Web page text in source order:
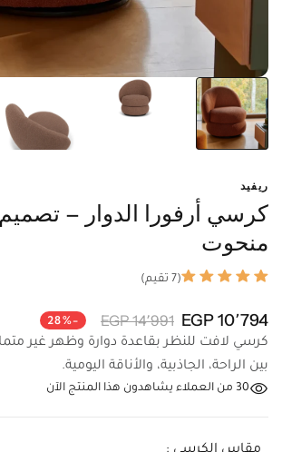
ريفيد
كرسي أرفورا الدوار –
منحوت
(7 تقيم)
10٬794 EGP 14٬991 EGP -28%
كرسي لافت للنظر بقاعدة دوارة وظهر غير
بين الراحة، الجاذبية، والأناقة اليومية.
30 من العملاء يشاهدون هذا المنتج الآن
مقاس الكرسي :